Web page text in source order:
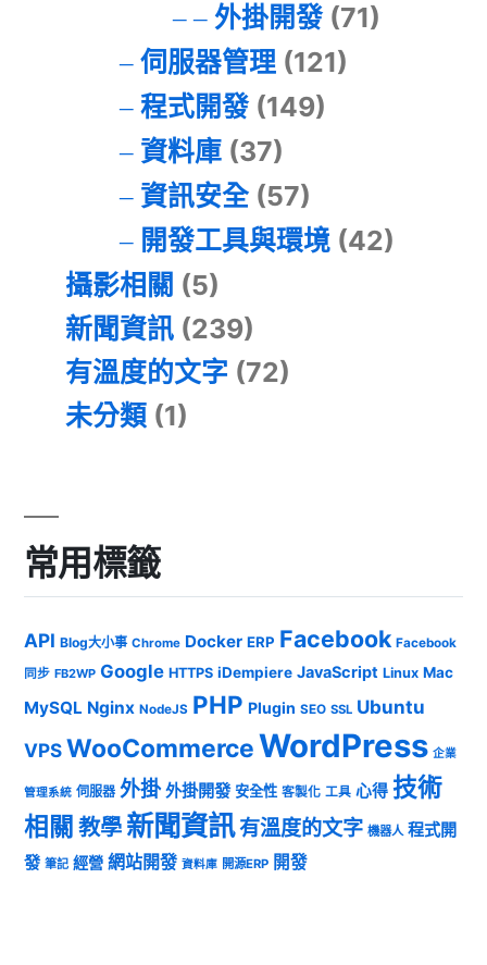
外掛開發(71)
伺服器管理(121)
程式開發(149)
資料庫(37)
資訊安全(57)
開發工具與環境(42)
攝影相關 (5)
新聞資訊 (239)
有溫度的文字 (72)
未分類 (1)
常用標籤
API Blog大小事 Chrome Docker ERP Facebook Facebook
同步 FB2WP Google HTTPS iDempiere JavaScript Linux Mac
MySQL Nginx NodeJS PHP Plugin SEO SSL Ubuntu
VPSWooCommerceWordPress 企業
管理系統 伺服器 外掛 外掛開發 安全性 客製化 工具 心得 技術
相關 教學 新聞資訊有溫度的文字 機器人 程式開
發 筆記 經營 網站開發 資料庫 開源ERP 開發